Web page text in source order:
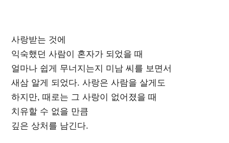
사랑받는 것에
익숙했던 사람이 혼자가 되었을 때
얼마나 쉽게 무너지는지 미남 씨를 보면서
새삼 알게 되었다. 사랑은 사람을 살게도
하지만, 때로는 그 사랑이 없어졌을 때
치유할 수 없을 만큼
깊은 상처를 남긴다.